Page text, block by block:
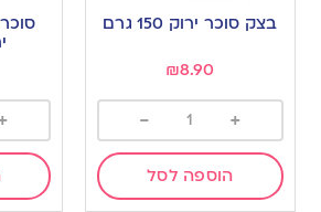
to
wishlist
בצק סוכר ירוק 150 גרם
₪8.90
+
-
הוספה לסל